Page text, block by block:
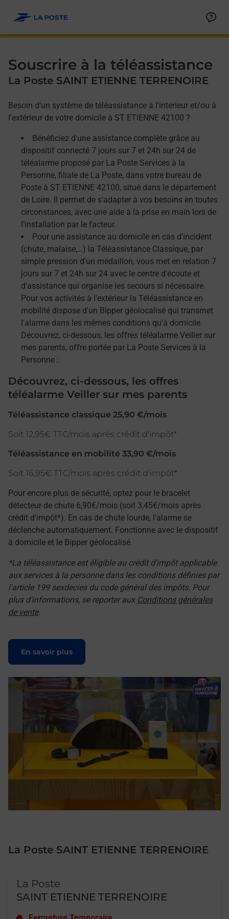
Souscrire à la téléassistance
La Poste SAINT ETIENNE TERRENOIRE
Besoin d'un système de téléassistance à l'intérieur et/ou à
l'extérieur de votre domicile à ST ETIENNE 42100 ?
Bénéficiez d'une assistance complète grâce au
dispositif connecté 7 jours sur 7 et 24h sur 24 de
téléalarme proposé par La Poste Services à la
Personne, filiale de La Poste, dans votre bureau de
Poste à ST ETIENNE 42100, situé dans le département
de Loire. Il permet de s'adapter à vos besoins en toutes
circonstances, avec une aide à la prise en main lors de
l'installation par le facteur.
Pour une assistance au domicile en cas d'incident
(chute, malaise,…) la Téléassistance Classique, par
simple pression d'un médaillon, vous met en relation 7
jours sur 7 et 24h sur 24 avec le centre d'écoute et
d'assistance qui organise les secours si nécessaire.
Pour vos activités à l'extérieur la Téléassistance en
mobilité dispose d'un Bipper géolocalisé qui transmet
l'alarme dans les mêmes conditions qu'à domicile.
Découvrez, ci-dessous, les offres téléalarme Veiller sur
mes parents, offre portée par La Poste Services à la
Personne :
Découvrez, ci-dessous, les offres
téléalarme Veiller sur mes parents
Téléassistance classique 25,90 €/mois
Soit 12,95€ TTC/mois après crédit d'impôt*
Téléassistance en mobilité 33,90 €/mois
Soit 16,95€ TTC/mois après crédit d'impôt*
Pour encore plus de sécurité, optez pour le bracelet
détecteur de chute 6,90€/mois (soit 3,45€/mois après
crédit d'impôt*). En cas de chute lourde, l'alarme se
déclenche automatiquement. Fonctionne avec le dispositif
à domicile et le Bipper géolocalisé.
*La téléassistance est éligible au crédit d'impôt applicable
aux services à la personne dans les conditions définies par
l'article 199 sexdecies du code général des impôts. Pour
plus d'informations, se reporter aux Conditions générales
de vente.
En savoir plus
Le lien s'ouvre dans un nouvel onglet
La Poste SAINT ETIENNE TERRENOIRE
La Poste
SAINT ETIENNE TERRENOIRE